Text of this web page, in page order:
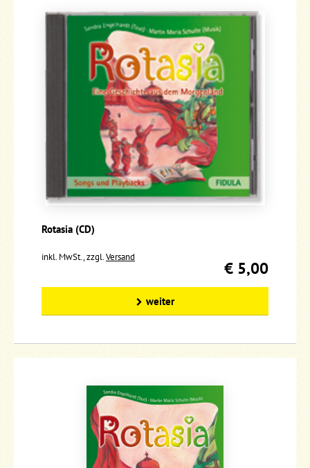
Rotasia (CD)
inkl. MwSt., zzgl.Versand
€ 5,00
weiter